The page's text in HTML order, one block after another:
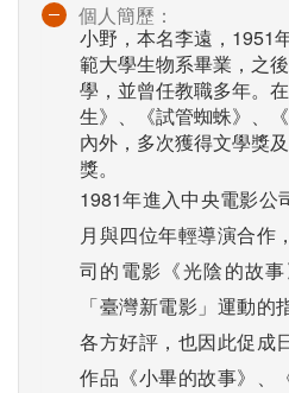
個人簡歷：
小野，本名李遠，1951
範大學生物系畢業，之
學，並曾任教職多年。
生》、《試管蜘蛛》、
內外，多次獲得文學獎
獎。
1981年進入中央電影公
月與四位年輕導演合作
司的電影《光陰的故
「臺灣新電影」運動
各方好評，也因此促成
作品《小畢的故事》、